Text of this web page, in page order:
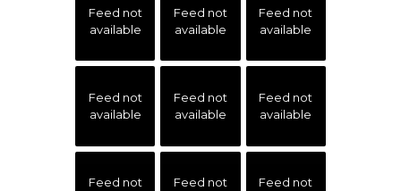
Feed not
available
Feed not
available
Feed not
available
Feed not
available
Feed not
available
Feed not
available
Feed not
Feed not
Feed not